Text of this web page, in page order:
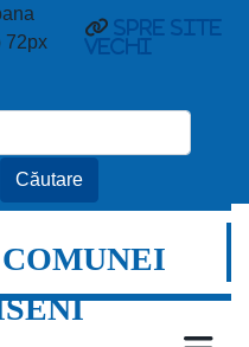
Spre site
vechi